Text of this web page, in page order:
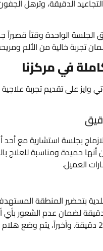
الدقيقة، وترهل
خالية من الألم
في مركزنا
وايز على تقديم تجربة
البلازماج بجلسة استشارية
أنها حميدة ومناسبة
العميل.
بتحضير المنطقة
لمدة تتراوح بين 30 إلى 45 دقيقة